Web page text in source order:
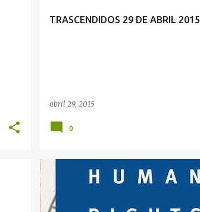
TRASCENDIDOS 29 DE ABRIL 2015
abril 29, 2015
0